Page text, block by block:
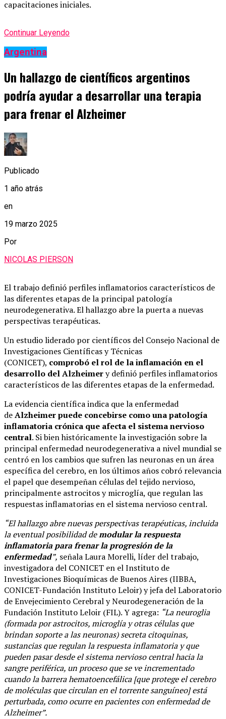
capacitaciones iniciales.
Continuar Leyendo
Argentina
Un hallazgo de científicos argentinos
podría ayudar a desarrollar una terapia
para frenar el Alzheimer
Publicado
1 año atrás
en
19 marzo 2025
Por
NICOLAS PIERSON
El trabajo definió perfiles inflamatorios característicos de
las diferentes etapas de la principal patología
neurodegenerativa. El hallazgo abre la puerta a nuevas
perspectivas terapéuticas.
Un estudio liderado por científicos del Consejo Nacional de
Investigaciones Científicas y Técnicas
(CONICET), comprobó el rol de la inflamación en el
desarrollo del Alzheimery definió perfiles inflamatorios
característicos de las diferentes etapas de la enfermedad.
La evidencia científica indica que la enfermedad
deAlzheimer puede concebirse como una patología
inflamatoria crónica que afecta el sistema nervioso
central. Si bien históricamente la investigación sobre la
principal enfermedad neurodegenerativa a nivel mundial se
centró en los cambios que sufren las neuronas en un área
específica del cerebro, en los últimos años cobró relevancia
el papel que desempeñan células del tejido nervioso,
principalmente astrocitos y microglía, que regulan las
respuestas inflamatorias en el sistema nervioso central.
“El hallazgo abre nuevas perspectivas terapéuticas, incluida
la eventual posibilidad demodular la respuesta
inflamatoria para frenar la progresión de la
enfermedad”, señala Laura Morelli, líder del trabajo,
investigadora del CONICET en el Instituto de
Investigaciones Bioquímicas de Buenos Aires (IIBBA,
CONICET-Fundación Instituto Leloir) y jefa del Laboratorio
de Envejecimiento Cerebral y Neurodegeneración de la
Fundación Instituto Leloir (FIL). Y agrega: “La neuroglia
(formada por astrocitos, microglía y otras células que
brindan soporte a las neuronas) secreta citoquinas,
sustancias que regulan la respuesta inflamatoria y que
pueden pasar desde el sistema nervioso central hacia la
sangre periférica, un proceso que se ve incrementado
cuando la barrera hematoencefálica [que protege el cerebro
de moléculas que circulan en el torrente sanguíneo] está
perturbada, como ocurre en pacientes con enfermedad de
Alzheimer”.